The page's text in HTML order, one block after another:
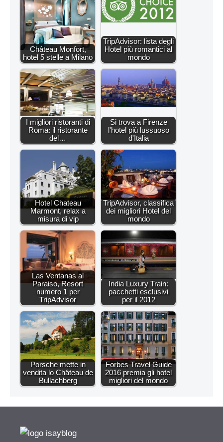
Château Monfort,
hotel 5 stelle a Milano
TripAdvisor: lista degli
Hotel più romantici al
mondo
I migliori ristoranti di
Roma: il ristorante
del…
Si trova a Firenze
l'hotel più lussuoso
d'Italia
Hotel Chateau
Marmont, relax a
misura di vip
TripAdvisor, classifica
dei migliori Hotel del
mondo
Las Ventanas al
Paraiso, Resort
numero 1 per
TripAdvisor
India Luxury Train:
pacchetti esclusivi
per il 2012
Porsche mette in
vendita lo Château de
Bullachberg
Forbes Travel Guide
2016 premia gli hotel
migliori del mondo